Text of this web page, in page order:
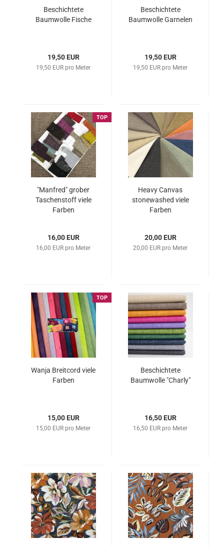
Beschichtete
Baumwolle Fische
19,50 EUR
19,50 EUR pro Meter
Beschichtete
Baumwolle Garnelen
19,50 EUR
19,50 EUR pro Meter
TOP
"Manfred" grober
Taschenstoff viele
Farben
16,00 EUR
16,00 EUR pro Meter
Heavy Canvas
stonewashed viele
Farben
20,00 EUR
20,00 EUR pro Meter
TOP
Wanja Breitcord viele
Farben
15,00 EUR
15,00 EUR pro Meter
Beschichtete
Baumwolle "Charly"
16,50 EUR
16,50 EUR pro Meter